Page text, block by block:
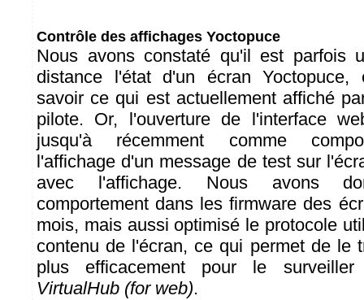
Contrôle des affichages Yoctopuce
Nous avons constaté qu'il est parfois
distance l'état d'un écran Yoctopuce,
savoir ce qui est actuellement affiché
pilote. Or, l'ouverture de l'interface
jusqu'à récemment comme
l'affichage d'un message de test sur
avec l'affichage. Nous avons
comportement dans les firmware des
mois, mais aussi optimisé le protocole
contenu de l'écran, ce qui permet de le
plus efficacement pour le
VirtualHub (for web).